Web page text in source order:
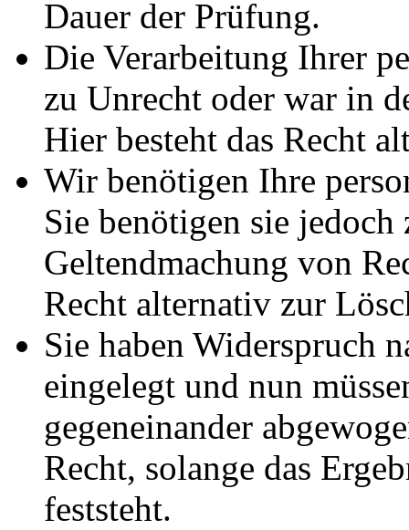
Dauer der Prüfung.
Die Verarbeitung Ihrer
zu Unrecht oder war in
Hier besteht das Recht
Wir benötigen Ihre
Sie benötigen sie
Geltendmachung von
Recht alternativ zur
Sie haben Widerspruch
eingelegt und nun
gegeneinander
Recht, solange das
feststeht.